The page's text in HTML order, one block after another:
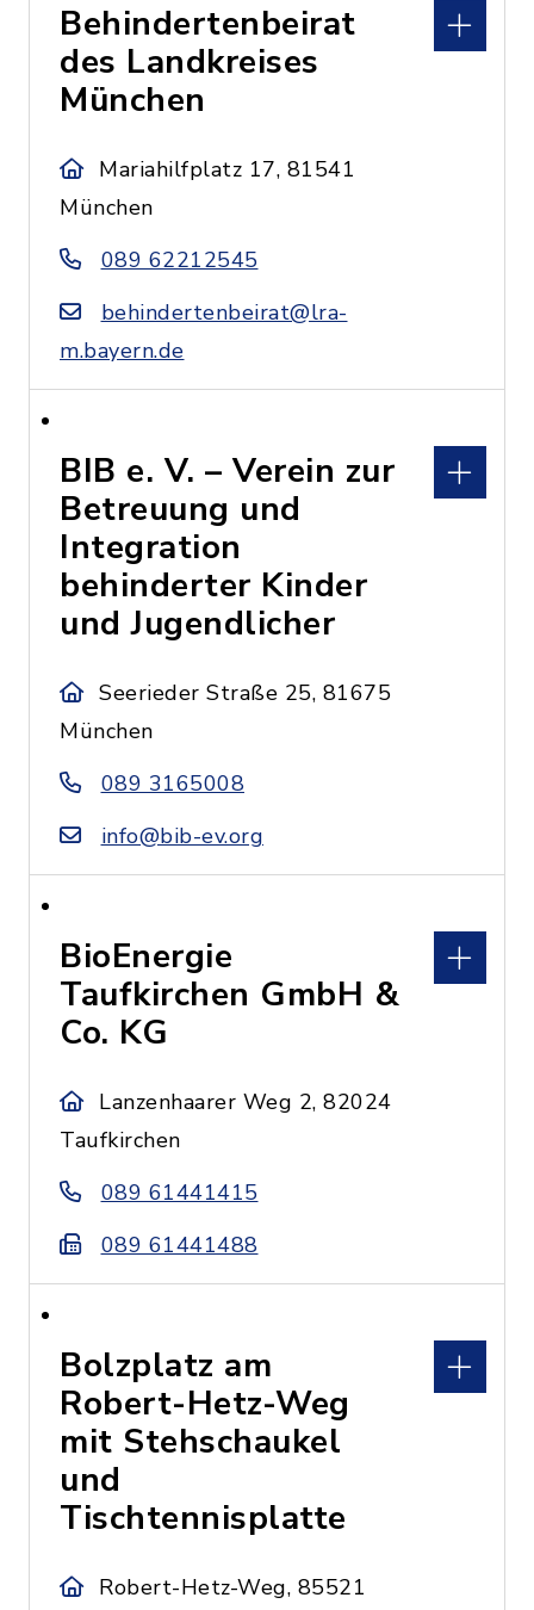
Behindertenbeirat
des Landkreises
München
Mariahilfplatz 17, 81541
München
089 62212545
behindertenbeirat@lra-
m.bayern.de
BIB e. V. – Verein zur
Betreuung und
Integration
behinderter Kinder
und Jugendlicher
Seerieder Straße 25, 81675
München
089 3165008
info@bib-ev.org
BioEnergie
Taufkirchen GmbH &
Co. KG
Lanzenhaarer Weg 2, 82024
Taufkirchen
089 61441415
089 61441488
Bolzplatz am
Robert-Hetz-Weg
mit Stehschaukel
und
Tischtennisplatte
Robert-Hetz-Weg, 85521